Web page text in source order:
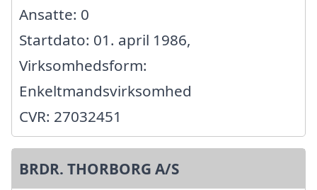
Ansatte: 0
Startdato: 01. april 1986,
Virksomhedsform:
Enkeltmandsvirksomhed
CVR: 27032451
BRDR. THORBORG A/S